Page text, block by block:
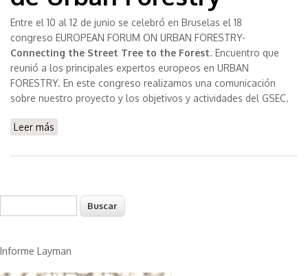
Entre el 10 al 12 de junio se celebró en Bruselas el 18
congreso EUROPEAN FORUM ON URBAN FORESTRY-
Connecting the Street Tree to the Forest. Encuentro que
reunió a los principales expertos europeos en URBAN
FORESTRY. En este congreso realizamos una comunicación
sobre nuestro proyecto y los objetivos y actividades del GSEC.
Leer más
Formulario de búsqueda
Informe Layman